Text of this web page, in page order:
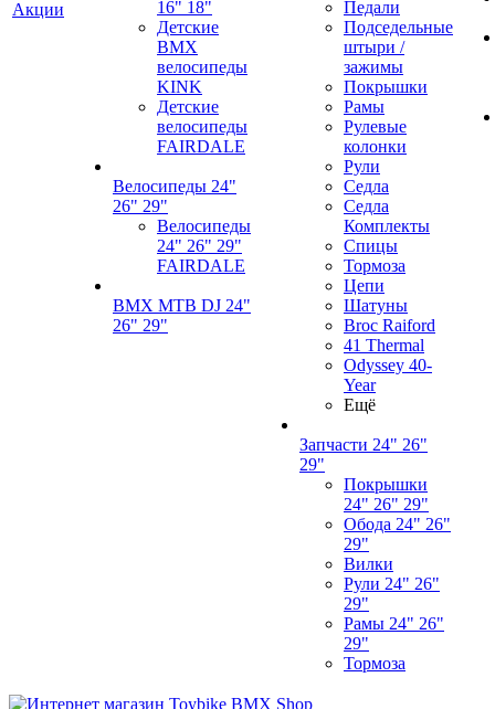
Акции
16" 18"
Детские
BMX
велосипеды
KINK
Детские
велосипеды
FAIRDALE
Велосипеды 24"
26" 29"
Велосипеды
24" 26" 29"
FAIRDALE
BMX MTB DJ 24"
26" 29"
Педали
Подседельные
штыри /
зажимы
Покрышки
Рамы
Рулевые
колонки
Рули
Седла
Седла
Комплекты
Спицы
Тормоза
Цепи
Шатуны
Broc Raiford
41 Thermal
Odyssey 40-
Year
Ещё
Запчасти 24" 26"
29"
Покрышки
24" 26" 29"
Обода 24" 26"
29"
Вилки
Рули 24" 26"
29"
Рамы 24" 26"
29"
Тормоза